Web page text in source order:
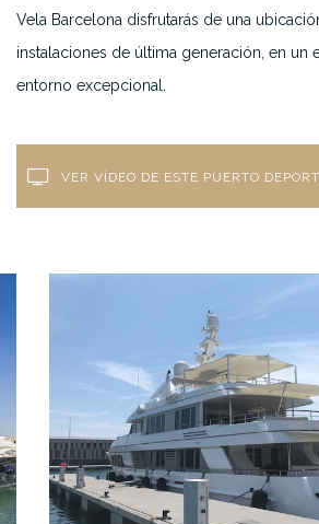
Vela Barcelona disfrutarás de una
instalaciones de última generación, en un
entorno excepcional.
VER VÍDEO DE ESTE PUERTO